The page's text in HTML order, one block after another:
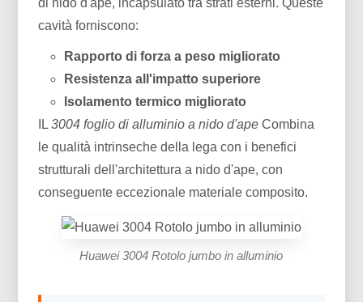
di nido d'ape, incapsulato tra strati esterni. Queste
cavità forniscono:
Rapporto di forza a peso migliorato
Resistenza all'impatto superiore
Isolamento termico migliorato
IL3004 foglio di alluminio a nido d'ape Combina
le qualità intrinseche della lega con i benefici
strutturali dell'architettura a nido d'ape, con
conseguente eccezionale materiale composito.
Huawei 3004 Rotolo jumbo in alluminio